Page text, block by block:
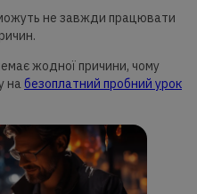
не завжди працювати
жодної причини, чому
на безоплатний пробний урок